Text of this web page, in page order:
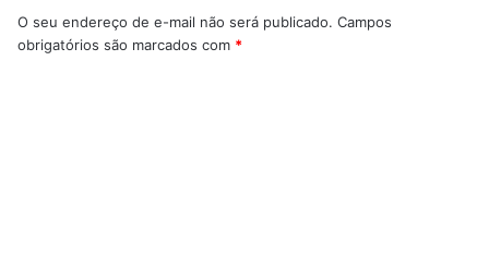
O seu endereço de e-mail não será publicado. Campos
obrigatórios são marcados com *